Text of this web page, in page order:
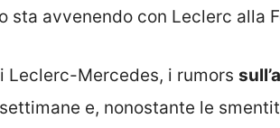
sta avvenendo con Leclerc alla
Leclerc-Mercedes, i rumors
e, nonostante le